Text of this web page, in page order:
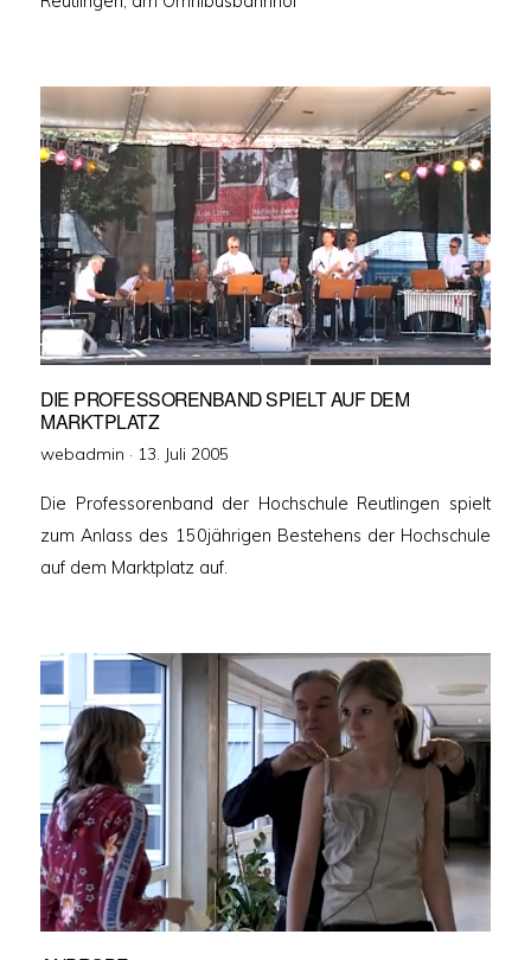
DIE PROFESSORENBAND SPIELT AUF DEM
MARKTPLATZ
webadmin · Veröffentlicht
13. Juli 2005
Die Professorenband der Hochschule Reutlingen spielt
zum Anlass des 150jährigen Bestehens der Hochschule
auf dem Marktplatz auf.